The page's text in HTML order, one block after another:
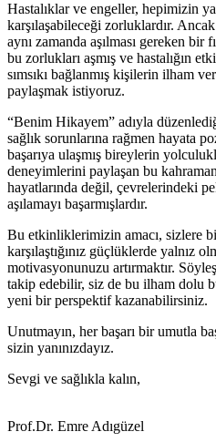
Hastalıklar ve engeller, hepimizin
karşılaşabileceği zorluklardır.
aynı zamanda aşılması gereken bir
bu zorlukları aşmış ve hastalığın
sımsıkı bağlanmış kişilerin ilham
paylaşmak istiyoruz.
“Benim Hikayem” adıyla
sağlık sorunlarına rağmen hayata
başarıya ulaşmış bireylerin
deneyimlerini paylaşan bu
hayatlarında değil, çevrelerindeki
aşılamayı başarmışlardır.
Bu etkinliklerimizin amacı, sizlere
karşılaştığınız güçlüklerde yalnız
motivasyonunuzu artırmaktır.
takip edebilir, siz de bu ilham dolu
yeni bir perspektif kazanabilirsiniz.
Unutmayın, her başarı bir umutla
sizin yanınızdayız.
Sevgi ve sağlıkla kalın,
Prof.Dr. Emre Adıgüzel